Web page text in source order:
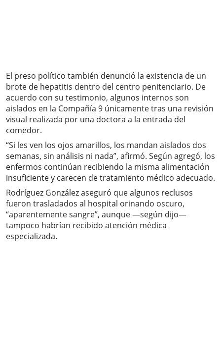
El preso político también denunció la existencia de un
brote de hepatitis dentro del centro penitenciario. De
acuerdo con su testimonio, algunos internos son
aislados en la Compañía 9 únicamente tras una revisión
visual realizada por una doctora a la entrada del
comedor.
“Si les ven los ojos amarillos, los mandan aislados dos
semanas, sin análisis ni nada”, afirmó. Según agregó, los
enfermos continúan recibiendo la misma alimentación
insuficiente y carecen de tratamiento médico adecuado.
Rodríguez González aseguró que algunos reclusos
fueron trasladados al hospital orinando oscuro,
“aparentemente sangre”, aunque —según dijo—
tampoco habrían recibido atención médica
especializada.